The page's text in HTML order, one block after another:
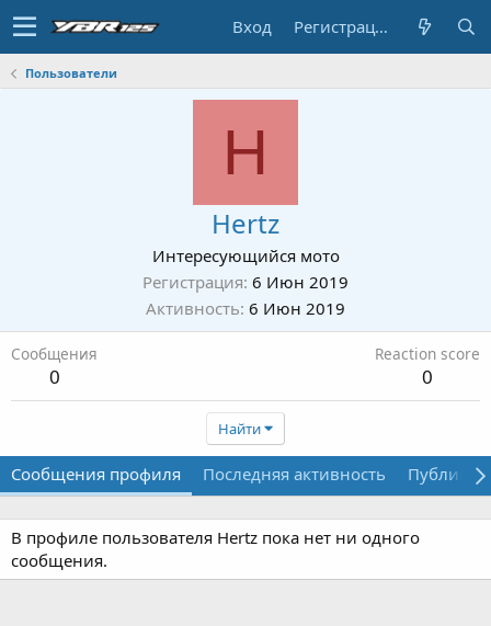
Вход Регистрация
Пользователи
H
Hertz
Интересующийся мото
Регистрация 6 Июн 2019
Активность 6 Июн 2019
Сообщения
0
Reaction score
0
Найти
Сообщения профиля Последняя активность
В профиле пользователя Hertz пока нет ни одного
сообщения.